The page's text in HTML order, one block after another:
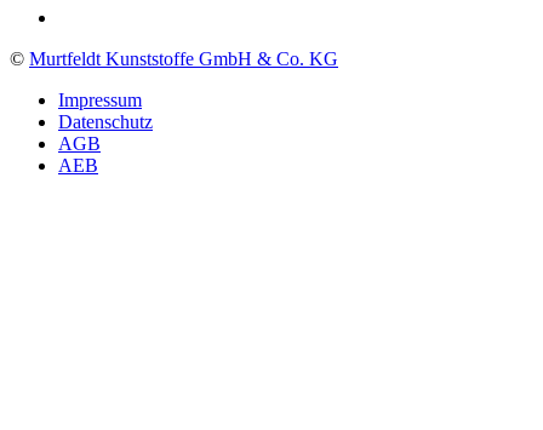
© Murtfeldt Kunststoffe GmbH & Co. KG
Impressum
Datenschutz
AGB
AEB